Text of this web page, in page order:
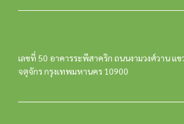
เลขที่ 50 อาคารระพีสาคริก ถนนงามวงศ์วาน แข
จตุจักร กรุงเทพมหานคร 10900